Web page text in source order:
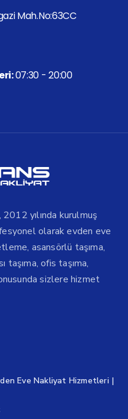
Mah.No:63CC
07:30 - 20:00
yılında kurulmuş
olarak evden eve
asansörlü taşıma,
taşıma, ofis taşıma,
sizlere hizmet
Eve Nakliyat Hizmetleri |